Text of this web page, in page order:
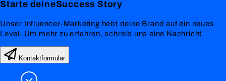
Starte deineSuccess Story
Unser Influencer-Marketing hebt deine Brand auf ein neues
Level. Um mehr zu erfahren, schreib uns eine Nachricht.
Kontaktformular